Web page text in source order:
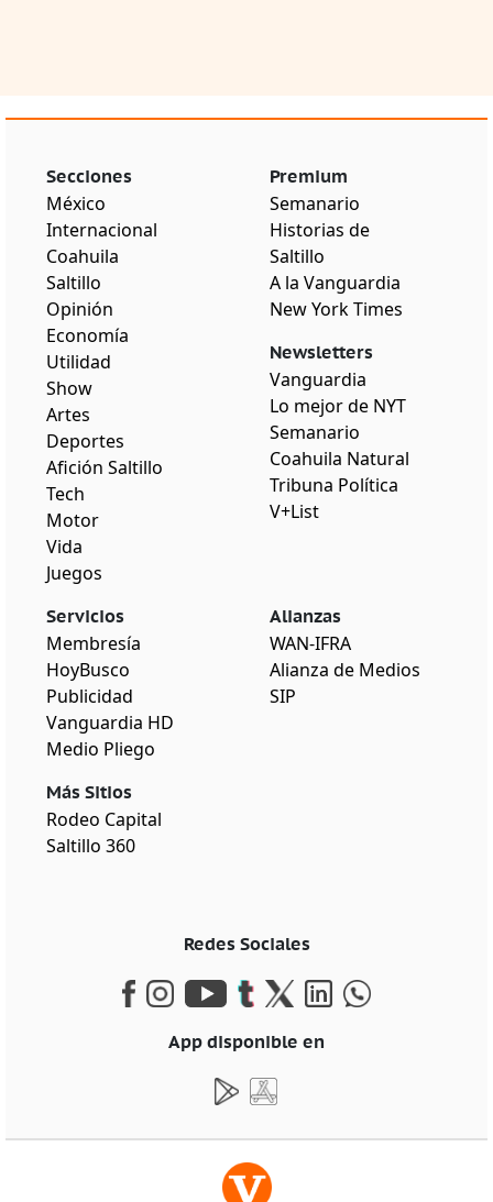
Secciones
México
Internacional
Coahuila
Saltillo
Opinión
Economía
Utilidad
Show
Artes
Deportes
Afición Saltillo
Tech
Motor
Vida
Juegos
Premium
Semanario
Historias de
Saltillo
A la Vanguardia
New York Times
Newsletters
Vanguardia
Lo mejor de NYT
Semanario
Coahuila Natural
Tribuna Política
V+List
Servicios
Membresía
HoyBusco
Publicidad
Vanguardia HD
Medio Pliego
Más Sitios
Rodeo Capital
Saltillo 360
Alianzas
WAN-IFRA
Alianza de Medios
SIP
Redes Sociales
App disponible en